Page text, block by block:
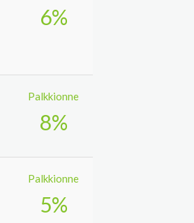
6%
Palkkionne
8%
Palkkionne
5%